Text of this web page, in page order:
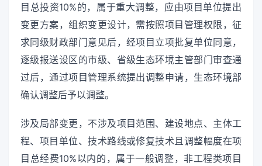
目总投资10%的，属于重大调整，应由项目单位提出
变更方案，组织变更设计，需按照项目管理权限，征
求同级财政部门意见后，经项目立项批复单位同意，
逐级报送设区的市级、省级生态环境主管部门审查通
过后，通过项目管理系统提出调整申请，生态环境部
确认调整后予以调整。
涉及局部变更，不涉及项目范围、建设地点、主体工
程、项目单位、技术路线或修复技术且调整幅度在项
目总经费10%以内的，属于一般调整，非工程类项目